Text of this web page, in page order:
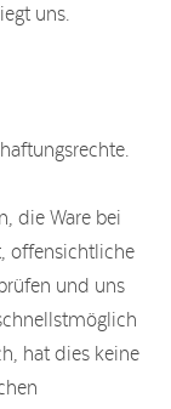
uns.
die Ware bei
offensichtliche
und uns
hat dies keine